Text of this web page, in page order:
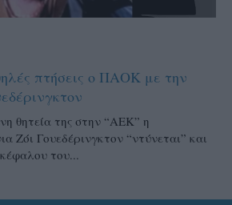
πτήσεις ο ΠΑΟΚ με την
θητεία της στην “ΑΕΚ” η
Ζόι Γουεδέρινγκτον “ντύνεται” και
του...